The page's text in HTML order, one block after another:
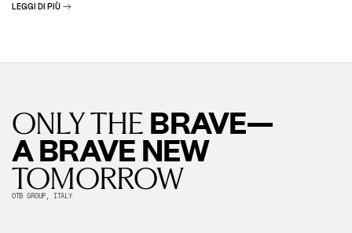
LEGGI DI PIÙ
ONLY THE BRAVE—
A BRAVE NEW
TOMORROW
OTB GROUP, ITALY